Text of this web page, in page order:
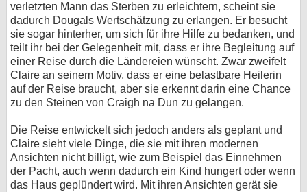
verletzten Mann das Sterben zu erleichtern, scheint sie
dadurch Dougals Wertschätzung zu erlangen. Er besucht
sie sogar hinterher, um sich für ihre Hilfe zu bedanken, und
teilt ihr bei der Gelegenheit mit, dass er ihre Begleitung auf
einer Reise durch die Ländereien wünscht. Zwar zweifelt
Claire an seinem Motiv, dass er eine belastbare Heilerin
auf der Reise braucht, aber sie erkennt darin eine Chance
zu den Steinen von Craigh na Dun zu gelangen.
Die Reise entwickelt sich jedoch anders als geplant und
Claire sieht viele Dinge, die sie mit ihren modernen
Ansichten nicht billigt, wie zum Beispiel das Einnehmen
der Pacht, auch wenn dadurch ein Kind hungert oder wenn
das Haus geplündert wird. Mit ihren Ansichten gerät sie